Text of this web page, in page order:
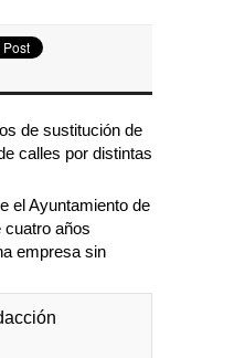
de sustitución de
calles por distintas
el Ayuntamiento de
cuatro años
empresa sin